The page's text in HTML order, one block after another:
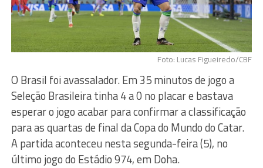
Foto: Lucas Figueiredo/CBF
O Brasil foi avassalador. Em 35 minutos de jogo a
Seleção Brasileira tinha 4 a 0 no placar e bastava
esperar o jogo acabar para confirmar a classificação
para as quartas de final da Copa do Mundo do Catar.
A partida aconteceu nesta segunda-feira (5), no
último jogo do Estádio 974, em Doha.